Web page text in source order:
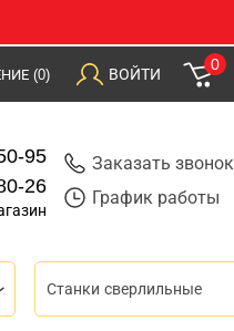
(0) ВОЙТИ
0
95
26
Заказать звонок
График работы
Станки сверлильные